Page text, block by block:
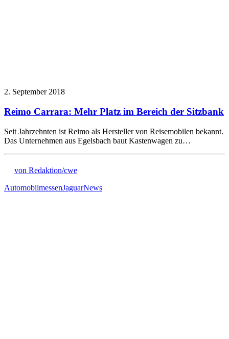
2. September 2018
Reimo Carrara: Mehr Platz im Bereich der Sitzbank
Seit Jahrzehnten ist Reimo als Hersteller von Reisemobilen bekannt.
Das Unternehmen aus Egelsbach baut Kastenwagen zu…
von Redaktion/cwe
AutomobilmessenJaguarNews